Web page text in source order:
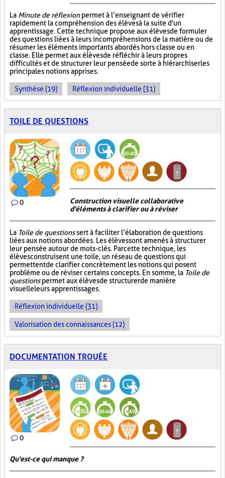
La Minute de réflexionpermet à l’enseignant de vérifier
rapidement la compréhension des élèves à la suite d'un
apprentissage. Cette technique propose aux élèves de formuler
des questions liées à leurs incompréhensions de la matière ou de
résumer les éléments importants abordés hors classe ou en
classe. Elle permet aux élèves de réfléchir à leurs propres
difficultés et de structurer leur pensée de sorte à hiérarchiser les
principales notions apprises.
Synthèse (19) Réflexion individuelle (31)
TOILE DE QUESTIONS
0
Construction visuelle collaborative
d'éléments à clarifier ou à réviser
La Toile de questionssert à faciliter l’élaboration de questions
liées aux notions abordées. Les élèves sont amenés à structurer
leur pensée autour de mots-clés. Par cette technique, les
élèves construisent une toile, un réseau de questions qui
permettent de clarifier concrètement les notions qui posent
problème ou de réviser certains concepts. En somme, la Toile de
questionspermet aux élèves de structurer de manière
visuelle leurs apprentissages.
Réflexion individuelle (31)
Valorisation des connaissances (12)
DOCUMENTATION TROUÉE
0
Qu'est-ce qui manque ?